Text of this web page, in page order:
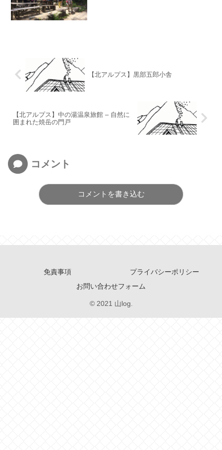
【北アルプス】黒部五郎小舎
【北アルプス】中の湯温泉旅館 – 自然に
囲まれた焼岳の門戸
コメント
コメントを書き込む
免責事項
プライバシーポリシー
お問い合わせフォーム
© 2021 山log.